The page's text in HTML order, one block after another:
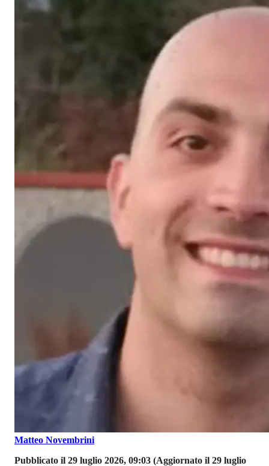
Matteo Novembrini
Pubblicato il 29 luglio 2026, 09:03 (Aggiornato il 29 luglio